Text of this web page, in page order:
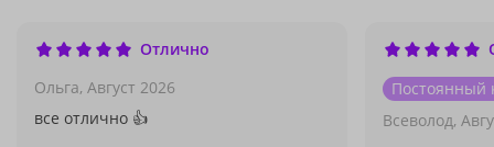
Отлично
Ольга, Август 2026
все отлично 👍
Постоянный
Всеволод,